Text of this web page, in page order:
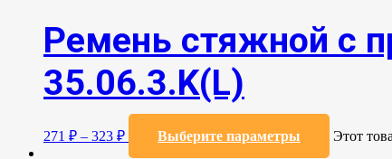
Ремень стяжной с
35.06.3.K(L)
271 ₽ – 323 ₽ Выберите параметры Этот